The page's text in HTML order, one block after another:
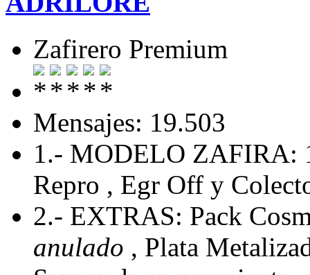
Zafirero Premium
Mensajes: 19.503
1.- MODELO ZAFIRA:
Repro , Egr Off y
2.- EXTRAS: Pack
anulado , Plata